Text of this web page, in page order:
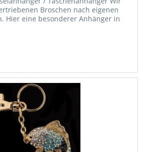
Broschen nach eigenen
Hier eine besonderer Anhänger in